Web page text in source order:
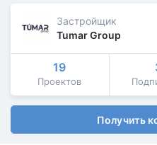
Застройщик
Tumar Group
19
Проектов
Получить